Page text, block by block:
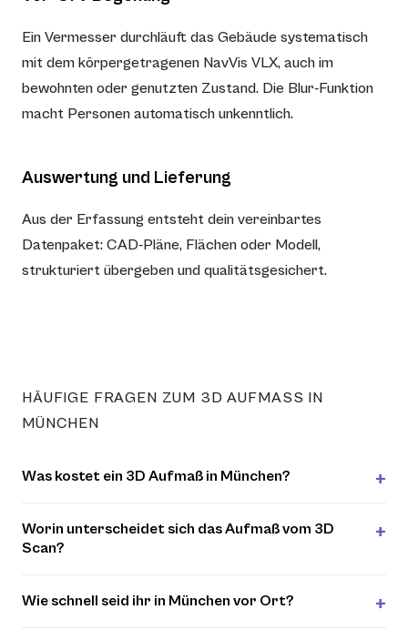
Ein Vermesser durchläuft das Gebäude systematisch
mit dem körpergetragenen NavVis VLX, auch im
bewohnten oder genutzten Zustand. Die Blur-Funktion
macht Personen automatisch unkenntlich.
Auswertung und Lieferung
Aus der Erfassung entsteht dein vereinbartes
Datenpaket: CAD-Pläne, Flächen oder Modell,
strukturiert übergeben und qualitätsgesichert.
HÄUFIGE FRAGEN ZUM 3D AUFMASS IN M
ÜNCHEN
Was kostet ein 3D Aufmaß in München?
Worin unterscheidet sich das Aufmaß vom 3D
Scan?
Wie schnell seid ihr in München vor Ort?